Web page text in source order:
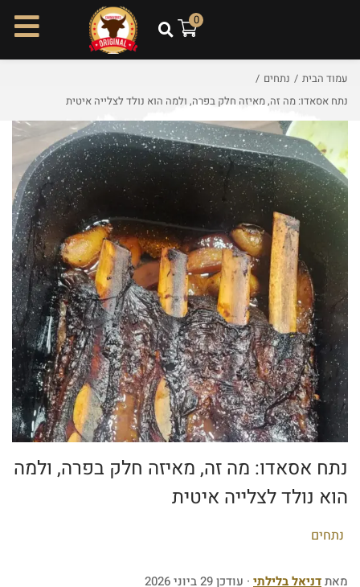
ו
0
עמוד הבית / נתחים /
נתח אסאדו: מה זה, מאיזה חלק בפרה, ולמה הוא נולד לצלייה איטית
נתח אסאדו: מה זה, מאיזה חלק בפרה, ולמה
הוא נולד לצלייה איטית
P
s
נתחים
מאתדניאל בלילתי · עודכן 29 ביוני 2026